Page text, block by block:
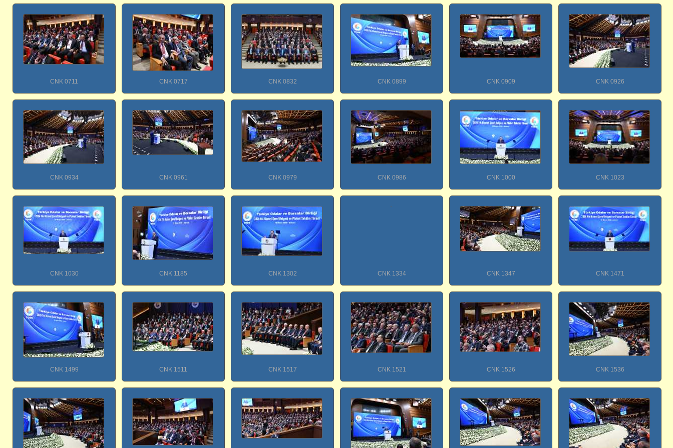
CNK 0711 CNK 0717 CNK 0832 CNK 0899 CNK 0909 CNK 0926
CNK 0934 CNK 0961 CNK 0979 CNK 0986 CNK 1000 CNK 1023
CNK 1030 CNK 1185 CNK 1302 CNK 1334 CNK 1347 CNK 1471
CNK 1499 CNK 1511 CNK 1517 CNK 1521 CNK 1526 CNK 1536